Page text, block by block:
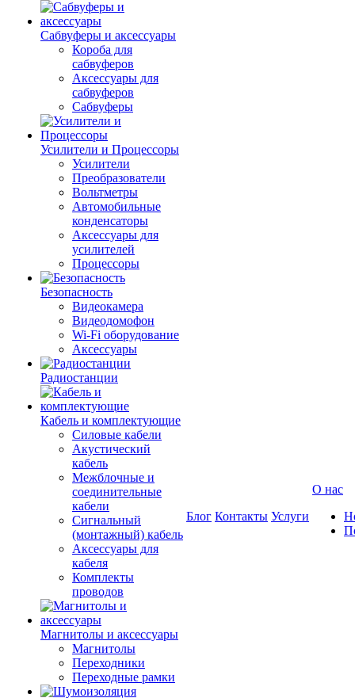
Сабвуферы и аксессуары
Короба для
сабвуферов
Аксессуары для
сабвуферов
Сабвуферы
Усилители и Процессоры
Усилители
Преобразователи
Вольтметры
Автомобильные
конденсаторы
Аксессуары для
усилителей
Процессоры
Безопасность
Видеокамера
Видеодомофон
Wi-Fi оборудование
Аксессуары
Радиостанции
Кабель и комплектующие
Силовые кабели
Акустический
кабель
Межблочные и
соединительные
кабели
Сигнальный
(монтажный) кабель
Аксессуары для
кабеля
Комплекты
проводов
Магнитолы и аксессуары
Магнитолы
Переходники
Переходные рамки
Блог Контакты Услуги
О нас